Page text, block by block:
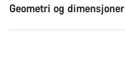
Geometri og dimensjoner